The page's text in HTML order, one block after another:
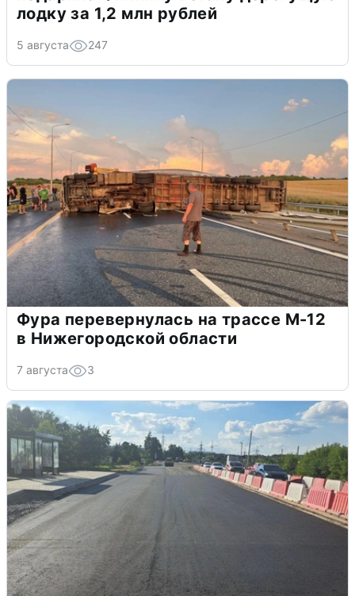
лодку за 1,2 млн рублей
5 августа 247
Фура перевернулась на трассе М-12
в Нижегородской области
7 августа 3